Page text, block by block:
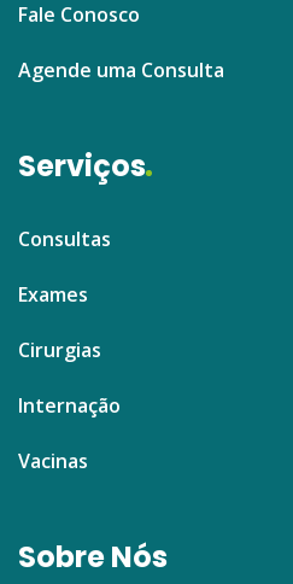
Fale Conosco
Agende uma Consulta
Serviços
Consultas
Exames
Cirurgias
Internação
Vacinas
Sobre Nós